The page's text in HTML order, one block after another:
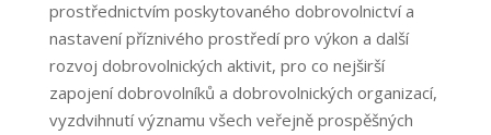
prostřednictvím poskytovaného dobrovolnictví a
nastavení příznivého prostředí pro výkon a další
rozvoj dobrovolnických aktivit, pro co nejširší
zapojení dobrovolníků a dobrovolnických organizací,
vyzdvihnutí významu všech veřejně prospěšných